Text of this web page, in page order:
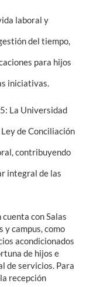
laboral y
del tiempo,
para hijos
iniciativas.
La Universidad
de Conciliación
contribuyendo
integral de las
con Salas
y campus, como
acondicionados
de hijos e
de servicios. Para
recepción